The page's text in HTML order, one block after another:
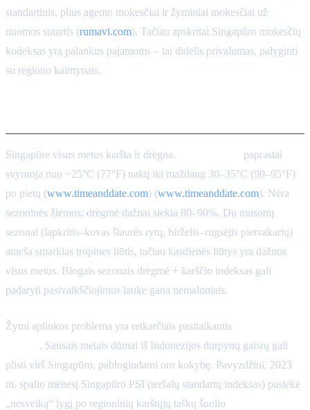
standartinis, plius agento mokesčiai ir žyminiai mokesčiai už
nuomos sutartis (rumavi.com). Tačiau apskritai Singapūro mokesčių
kodeksas yra palankus pajamoms – tai didelis privalumas, palyginti
su regiono kaimynais.
Singapūre visus metus karšta ir drėgna.
paprastai
svyruoja nuo ~25°C (77°F) naktį iki maždaug 30–35°C (90–95°F)
po pietų (www.timeanddate.com) (www.timeanddate.com). Nėra
sezoninės žiemos; drėgmė dažnai siekia 80–90%. Du musonų
sezonai (lapkritis–kovas šiaurės rytų, birželis–rugsėjis pietvakarių)
atneša smarkias tropines liūtis, tačiau kasdienės liūtys yra dažnos
visus metus. Blogais sezonais drėgmė + karščio indeksas gali
padaryti pasivaikščiojimus lauke gana nemaloniais.
Žymi aplinkos problema yra retkarčiais pasitaikantis
. Sausais metais dūmai iš Indonezijos durpynų gaisrų gali
plisti virš Singapūro, pablogindami oro kokybę. Pavyzdžiui, 2023
m. spalio mėnesį Singapūro PSI (teršalų standartų indeksas) pasiekė
„nesveiką“ lygį po regioninių karštųjų taškų šuolio